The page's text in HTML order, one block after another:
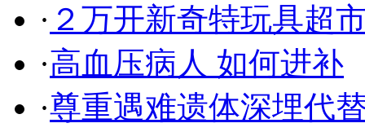
· ２万开新奇特玩具超
·高血压病人 如何进补
·尊重遇难遗体深埋代